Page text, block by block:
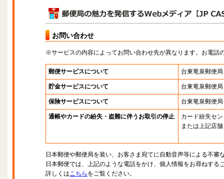
お問い合わせ
※サービスの内容によってお問い合わせ先が異なります。お電話
郵便サービスについて 台東竜泉郵便局
貯金サービスについて 台東竜泉郵便局
保険サービスについて 台東竜泉郵便局
通帳やカードの紛失・盗難に伴うお取引の停止
カード紛失セ
または上記店舗
日本郵便や郵便局を装い、お客さま宛てに自動音声等による不審
日本郵便では、上記のような電話をかけ、個人情報をお尋ねする
詳しくはこちら をご覧ください。